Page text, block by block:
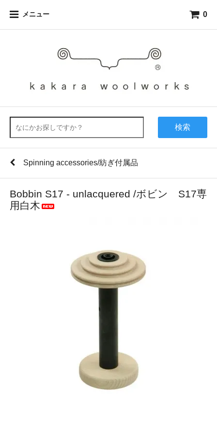
メニュー 0
検索
Spinning accessories/紡ぎ付属品
Bobbin S17 - unlacquered /ボビン S17専
用白木